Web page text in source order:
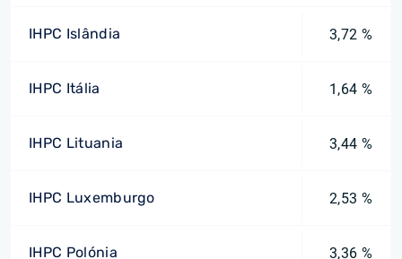
IHPC Islândia 3,72 %
IHPC Itália 1,64 %
IHPC Lituania 3,44 %
IHPC Luxemburgo 2,53 %
IHPC Polónia 3,36 %